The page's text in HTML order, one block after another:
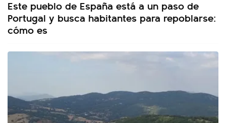
Este pueblo de España está a un paso de
Portugal y busca habitantes para repoblarse:
cómo es